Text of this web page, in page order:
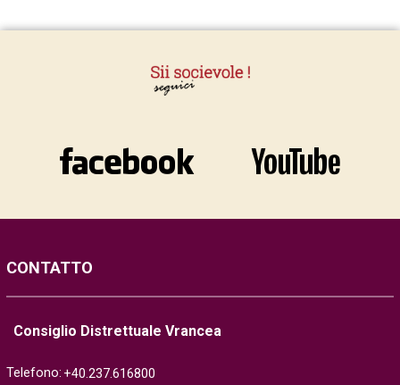
CONTATTO
Consiglio Distrettuale Vrancea
Telefono: +40.237.616800